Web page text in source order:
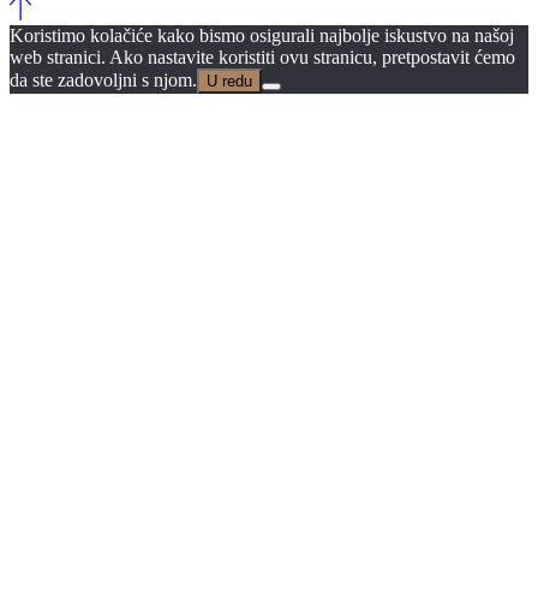
Koristimo kolačiće kako bismo osigurali najbolje iskustvo na našoj
web stranici. Ako nastavite koristiti ovu stranicu, pretpostavit ćemo
da ste zadovoljni s njom.
U redu